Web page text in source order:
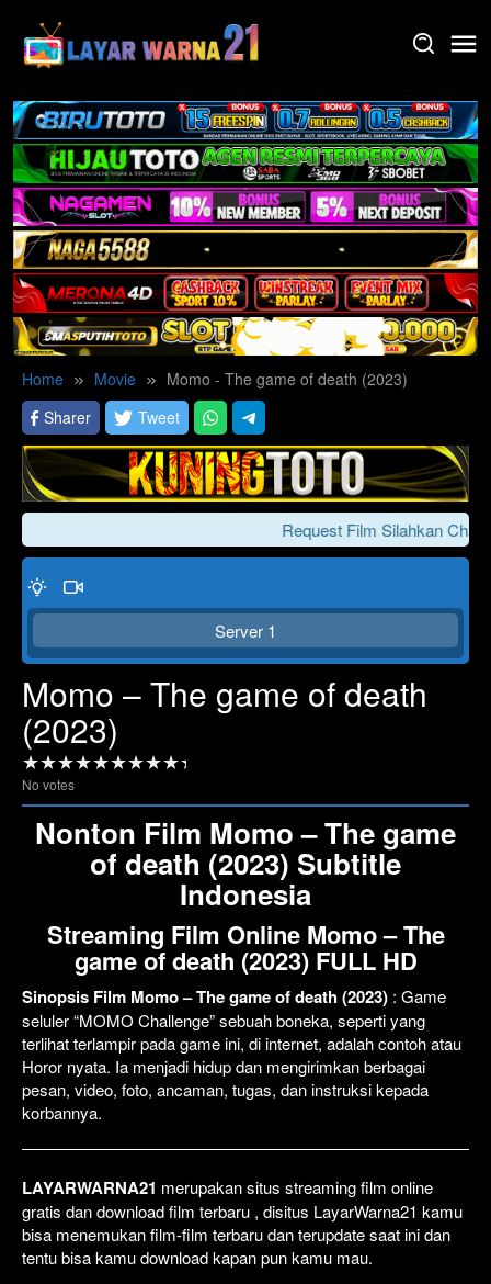
content
Home Movie
Momo - The game of death (2023)
Sharer
Tweet
Request Film Silahkan Chat
Server 1
Momo – The game of death
(2023)
No votes
Nonton Film Momo – The game
of death (2023) Subtitle
Indonesia
Streaming Film Online Momo – The
game of death (2023) FULL HD
Sinopsis Film Momo – The game of death (2023) : Game
seluler “MOMO Challenge” sebuah boneka, seperti yang
terlihat terlampir pada game ini, di internet, adalah contoh atau
Horor nyata. Ia menjadi hidup dan mengirimkan berbagai
pesan, video, foto, ancaman, tugas, dan instruksi kepada
korbannya.
LAYARWARNA21 merupakan situs streaming film online
gratis dan download film terbaru , disitus LayarWarna21 kamu
bisa menemukan film-film terbaru dan terupdate saat ini dan
tentu bisa kamu download kapan pun kamu mau.